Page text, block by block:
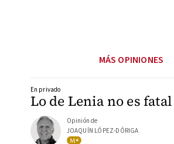
MÁS OPINIONES
Lo de Lenia no es fatal
En privado
Opinión de
JOAQUÍN LÓPEZ-DÓRIGA